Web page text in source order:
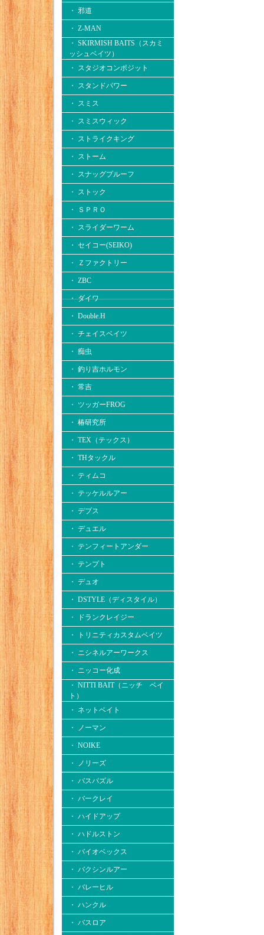
・ 邪道
・ Z-MAN
・ SKIRMISH BAITS（スカミ
ッシュベイツ）
・ スタジオコンポジット
・ スタンドパワー
・ スミス
・ スミスウィック
・ ストライクキング
・ ストーム
・ スナッグプルーフ
・ ストック
・ ＳＰＲＯ
・ スライダーワーム
・ セイコー(SEIKO)
・ Ｚファクトリー
・ ZBC
・ ダイワ
・ Double.H
・ チェイスベイツ
・ 痴虫
・ 釣り吉ホルモン
・ 常吉
・ ツッガーFROG
・ 椿研究所
・ TEX（テックス）
・ THタックル
・ ティムコ
・ テッケルルアー
・ デプス
・ デュエル
・ テンフィートアンダー
・ テンプト
・ デュオ
・ DSTYLE（ディスタイル）
・ ドランクレイジー
・ トリニティカスタムベイツ
・ ニシネルアーワークス
・ ニッコー化成
・ NITTI BAIT（ニッチ ベイ
ト）
・ ネットベイト
・ ノーマン
・ NOIKE
・ ノリーズ
・ バスパズル
・ バークレイ
・ ハイドアップ
・ ハドルストン
・ バイオベックス
・ バクシンルアー
・ バレーヒル
・ ハンクル
・ バスロア